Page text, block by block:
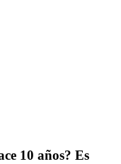
10 años? Es